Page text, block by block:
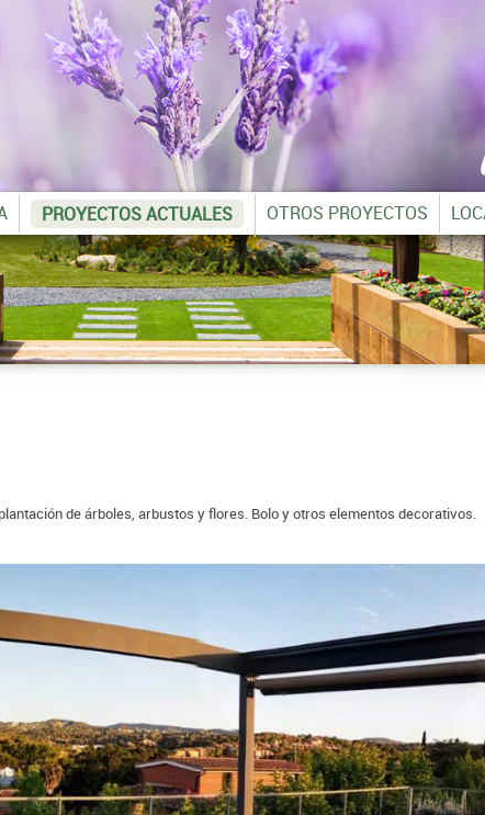
PROYECTOS ACTUALES OTROS PROYECTOS
de árboles, arbustos y flores. Bolo y otros elementos decorativos.